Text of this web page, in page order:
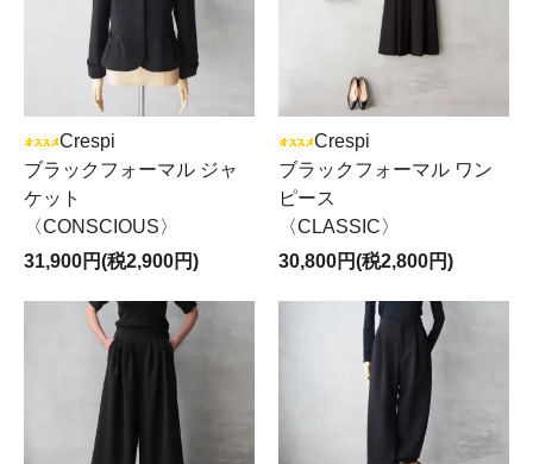
Crespi
ブラックフォーマル ジャ
ケット
〈CONSCIOUS〉
31,900円(税2,900円)
Crespi
ブラックフォーマル ワン
ピース
〈CLASSIC〉
30,800円(税2,800円)